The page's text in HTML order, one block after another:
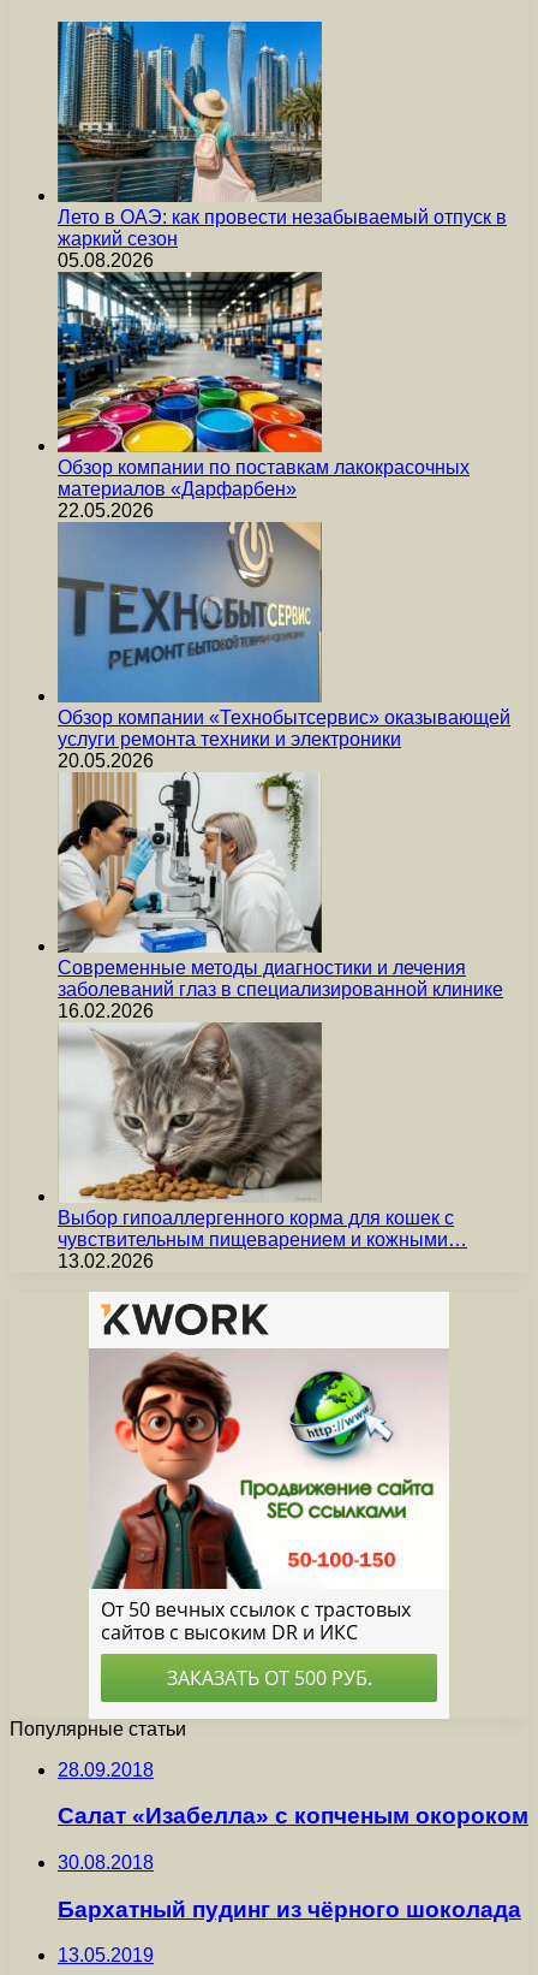
Лето в ОАЭ: как провести незабываемый отпуск в
жаркий сезон
05.08.2026
Обзор компании по поставкам лакокрасочных
материалов «Дарфарбен»
22.05.2026
Обзор компании «Технобытсервис» оказывающей
услуги ремонта техники и электроники
20.05.2026
Современные методы диагностики и лечения
заболеваний глаз в специализированной клинике
16.02.2026
Выбор гипоаллергенного корма для кошек с
чувствительным пищеварением и кожными…
13.02.2026
Популярные статьи
28.09.2018
Салат «Изабелла» с копченым окороком
30.08.2018
Бархатный пудинг из чёрного шоколада
13.05.2019